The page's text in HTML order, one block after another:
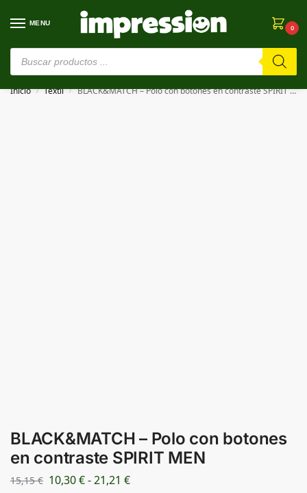
MENU
0
⚠️ Estamos en pruebas. Si algo falla, ¡Perdón!⚠️
Inicio / Textil / BLACK&MATCH – Polo con botones en contraste SPIRIT MEN
BLACK&MATCH – Polo con botones
en contraste SPIRIT MEN
15,15€ 10,30€-21,21 €